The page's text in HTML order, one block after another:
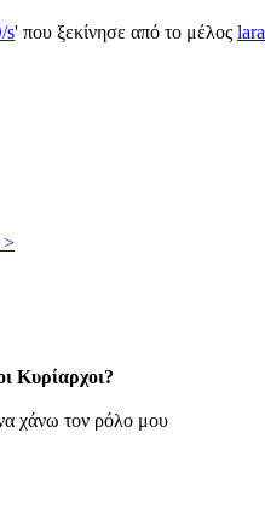
s' που ξεκίνησε από το μέλος lara
>
Κυρίαρχοι?
να χάνω τον ρόλο μου